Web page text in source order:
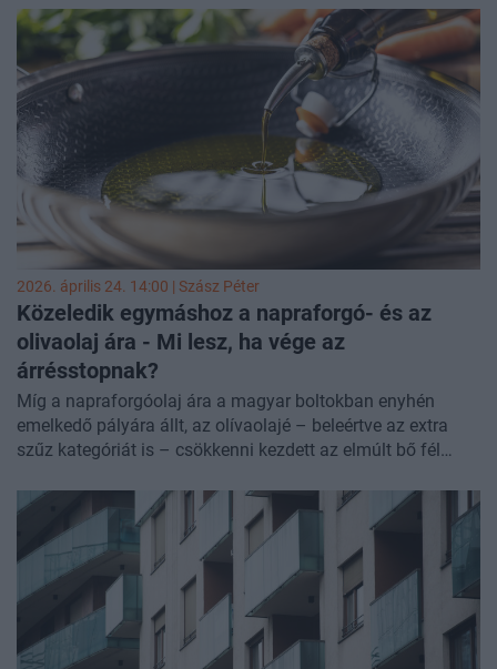
jelenti, hogy a fokozatos vagy a gyors kivezetés hoz-e
kevesebb inflációs kockázatot. A plázastop kapcsán
iparági szereplők szerint a szabályozás érdemben
visszafogta a külföldi láncok terjeszkedését, de van, aki
óva int a leegyszerűsített döntéstől. A különadók
mérséklését a történelmi szintű költségvetési hiány
nehezíti.
2026. április 24. 14:00 | Szász Péter
Közeledik egymáshoz a napraforgó- és az
olivaolaj ára - Mi lesz, ha vége az
árrésstopnak?
Míg a napraforgóolaj ára a magyar boltokban enyhén
emelkedő pályára állt, az olívaolajé – beleértve az extra
szűz kategóriát is – csökkenni kezdett az elmúlt bő fél
és az árrésstop együttes hatása érvényesül, az olívaolajnál
pedig a 2024/25-ös spanyol rekordtermés hozott kínálati
bőséget a korábbi "folyékony arany" korszak után. A bolti
árak alakulását az árfolyammozgások, a korábbi készletek
és a szabályozás egyaránt befolyásolja. Jelenleg a
legolcsóbb napraforgóolaj 720 forint, az olivaolaj 1 625
forint, az extra szűz olíva pedig 2 800 forint körül kapható